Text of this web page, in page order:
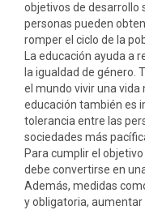
objetivos de desarrollo
personas pueden
romper el ciclo de la
La educación ayuda a
la igualdad de género.
el mundo vivir una vida
educación también es
tolerancia entre las
sociedades más
Para cumplir el
debe convertirse en
Además, medidas
y obligatoria,